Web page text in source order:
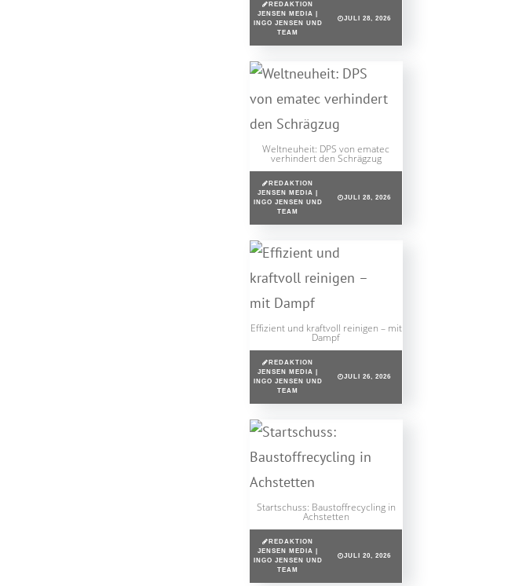
REDAKTION
JENSEN MEDIA |
INGO JENSEN UND
TEAM
JULI 28, 2026
Weltneuheit: DPS von ematec
verhindert den Schrägzug
REDAKTION
JENSEN MEDIA |
INGO JENSEN UND
TEAM
JULI 28, 2026
Effizient und kraftvoll reinigen – mit
Dampf
REDAKTION
JENSEN MEDIA |
INGO JENSEN UND
TEAM
JULI 26, 2026
Startschuss: Baustoffrecycling in
Achstetten
REDAKTION
JENSEN MEDIA |
INGO JENSEN UND
TEAM
JULI 20, 2026